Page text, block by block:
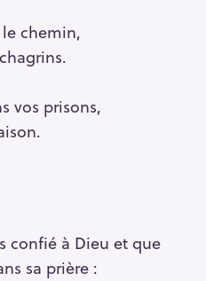
chemin,
vos prisons,
confié à Dieu et que
sa prière :